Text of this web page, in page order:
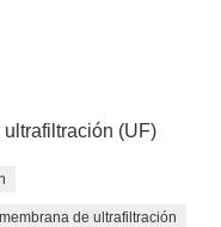
(UF)
de ultrafiltración